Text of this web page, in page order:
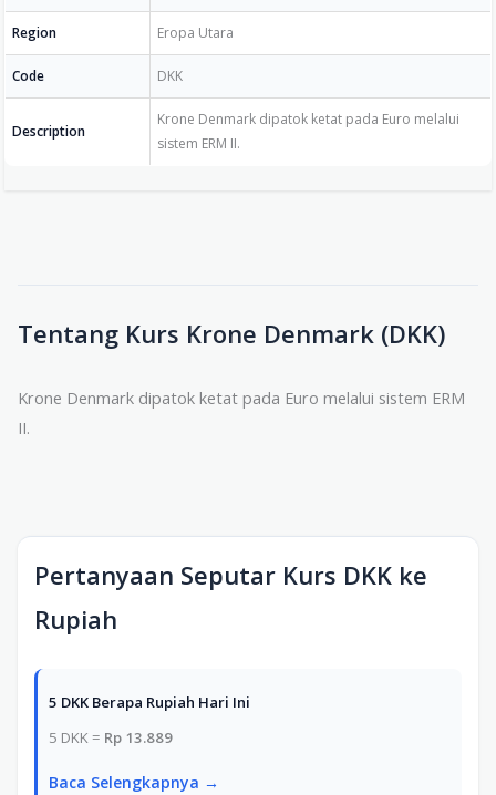
Region Eropa Utara
Code DKK
Description
Krone Denmark dipatok ketat pada Euro melalui
sistem ERM II.
Tentang Kurs Krone Denmark (DKK)
Krone Denmark dipatok ketat pada Euro melalui sistem ERM
II.
Pertanyaan Seputar Kurs DKK ke
Rupiah
5 DKK Berapa Rupiah Hari Ini
5 DKK = Rp 13.889
Baca Selengkapnya →